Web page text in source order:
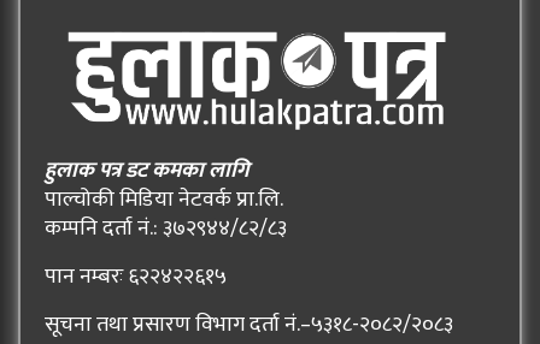
हुलाक पत्र डट कमका लागि
पाल्चोकी मिडिया नेटवर्क प्रा.लि.
कम्पनि दर्ता नं.: ३७२९४४/८२/८३
पान नम्बरः ६२२४२२६१५
सूचना तथा प्रसारण विभाग दर्ता नं.–५३१८-२०८२/२०८३